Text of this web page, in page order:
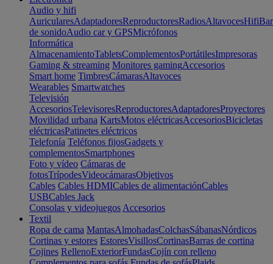
Audio y hifi
AuricularesAdaptadoresReproductoresRadiosAltavocesHifi
de sonidoAudio car y GPSMicrófonos
Informática
AlmacenamientoTabletsComplementosPortátilesImpresoras
Gaming & streaming Monitores gamingAccesorios
Smart home TimbresCámarasAltavoces
Wearables Smartwatches
Televisión
AccesoriosTelevisoresReproductoresAdaptadoresProyectores
Movilidad urbana KartsMotos eléctricasAccesoriosBicicletas
eléctricasPatinetes eléctricos
Telefonía Teléfonos fijosGadgets y
complementosSmartphones
Foto y vídeo Cámaras de
fotosTrípodesVideocámarasObjetivos
Cables Cables HDMICables de alimentaciónCables
USBCables Jack
Consolas y videojuegos Accesorios
Textil
Ropa de cama MantasAlmohadasColchasSábanasNórdicos
Cortinas y estores EstoresVisillosCortinasBarras de cortina
Cojines RellenoExteriorFundasCojín con relleno